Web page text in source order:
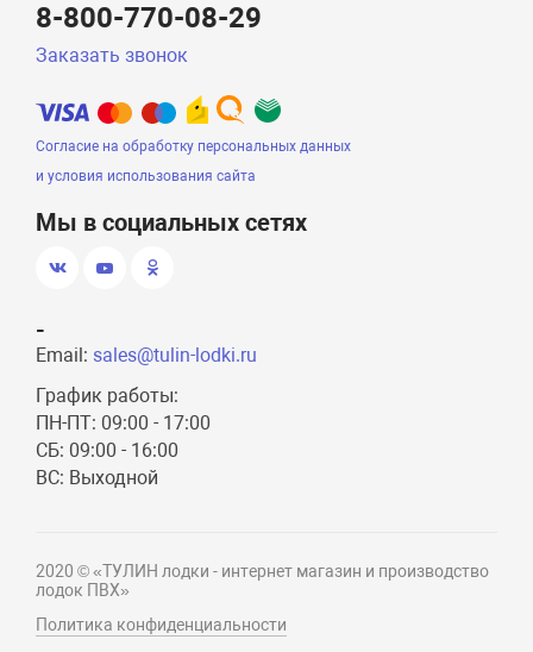
8-800-770-08-29
Заказать звонок
Согласие на обработку персональных данных
и условия использования сайта
Мы в социальных сетях
-
Email: sales@tulin-lodki.ru
График работы:
ПН-ПТ: 09:00 - 17:00
СБ: 09:00 - 16:00
ВС: Выходной
2020 © «ТУЛИН лодки - интернет магазин и производство
лодок ПВХ»
Политика конфиденциальности